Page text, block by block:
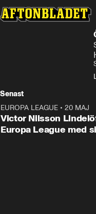
Senast
EUROPA LEAGUE • 20 MAJ
Victor Nilsson
Europa League med